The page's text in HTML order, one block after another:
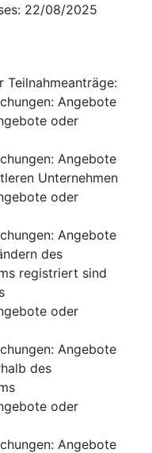
: 22/08/2025
Teilnahmeanträge:
: Angebote
oder
: Angebote
Unternehmen
oder
: Angebote
des
registriert sind
oder
: Angebote
des
oder
: Angebote